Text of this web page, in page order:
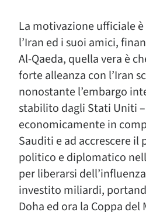
La motivazione ufficiale
l’Iran ed i suoi amici,
Al-Qaeda, quella vera è
forte alleanza con l’Iran
nonostante l’embargo
stabilito dagli Stati Uniti
economicamente in
Sauditi e ad accrescere il
politico e diplomatico
per liberarsi
investito miliardi,
Doha ed ora la Coppa del